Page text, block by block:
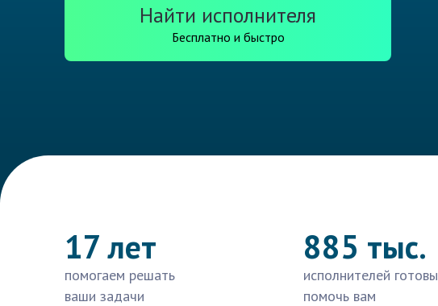
Найти исполнителя
Бесплатно и быстро
17 лет
помогаем решать
ваши задачи
885 тыс.
исполнителей готовы
помочь вам